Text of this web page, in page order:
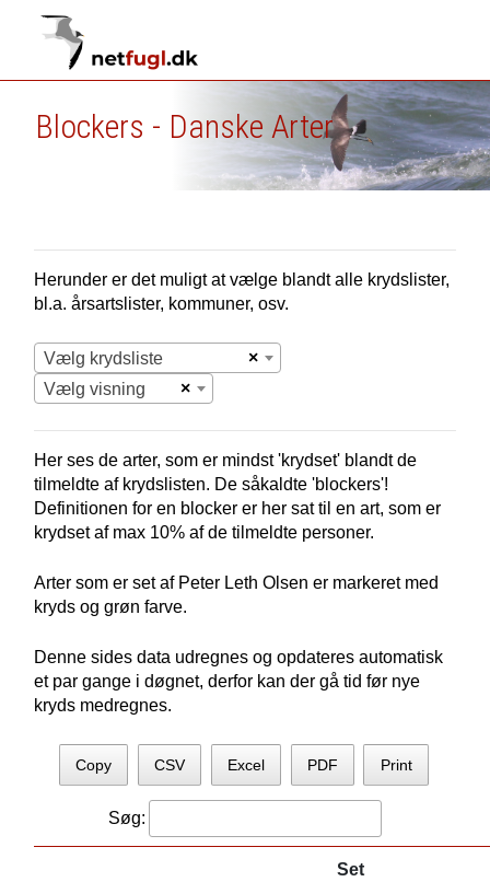
Blockers - Danske Arter
Herunder er det muligt at vælge blandt alle krydslister,
bl.a. årsartslister, kommuner, osv.
×
Vælg krydsliste
×
Vælg visning
Her ses de arter, som er mindst 'krydset' blandt de
tilmeldte af krydslisten. De såkaldte 'blockers'!
Definitionen for en blocker er her sat til en art, som er
krydset af max 10% af de tilmeldte personer.
Arter som er set af Peter Leth Olsen er markeret med
kryds og grøn farve.
Denne sides data udregnes og opdateres automatisk
et par gange i døgnet, derfor kan der gå tid før nye
kryds medregnes.
Copy CSV Excel PDF Print
Søg:
Set